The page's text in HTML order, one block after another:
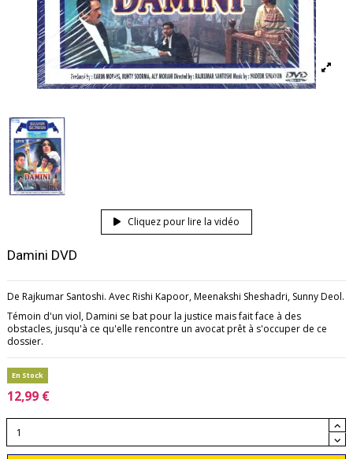
Cliquez pour lire la vidéo
Damini DVD
De Rajkumar Santoshi. Avec Rishi Kapoor, Meenakshi Sheshadri, Sunny Deol.
Témoin d'un viol, Damini se bat pour la justice mais fait face à des
obstacles, jusqu'à ce qu'elle rencontre un avocat prêt à s'occuper de ce
dossier.
En Stock
12,99 €